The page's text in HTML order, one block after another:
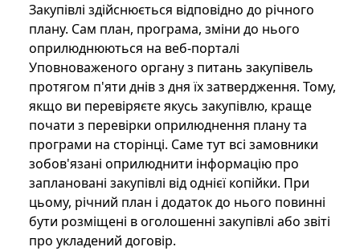
Закупівлі здійснюється відповідно до річного
плану. Сам план, програма, зміни до нього
оприлюднюються на веб-порталі
Уповноваженого органу з питань закупівель
протягом п'яти днів з дня їх затвердження. Тому,
якщо ви перевіряєте якусь закупівлю, краще
почати з перевірки оприлюднення плану та
програми на сторінці. Саме тут всі замовники
зобов'язані оприлюднити інформацію про
заплановані закупівлі від однієї копійки. При
цьому, річний план і додаток до нього повинні
бути розміщені в оголошенні закупівлі або звіті
про укладений договір.